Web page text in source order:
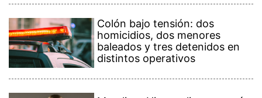
Colón bajo tensión: dos
homicidios, dos menores
baleados y tres detenidos en
distintos operativos